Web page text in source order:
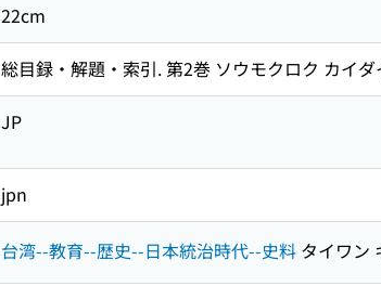
22cm
総目録・解題・索引. 第2巻 ソウモクロク カイダ
JP
jpn
台湾--教育--歴史--日本統治時代--史料 タイワン